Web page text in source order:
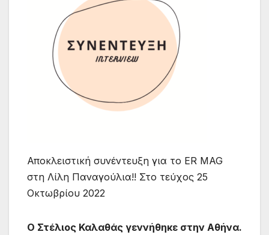
Αποκλειστική συνέντευξη για το ER MAG
στη Λίλη Παναγούλια!! Στο τεύχος 25
Οκτωβρίου 2022
Ο Στέλιος Καλαθάς γεννήθηκε στην Αθήνα.